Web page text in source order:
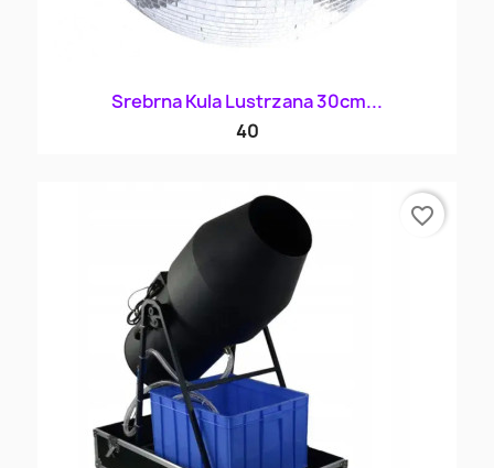
Srebrna Kula Lustrzana 30cm...
40
favorite_border